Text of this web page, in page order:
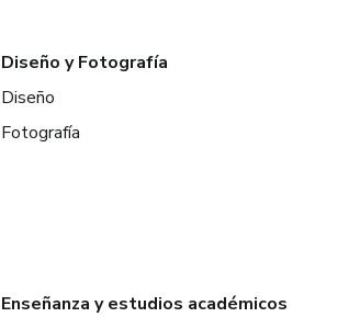
Diseño y Fotografía
Diseño
Fotografía
Enseñanza y estudios académicos